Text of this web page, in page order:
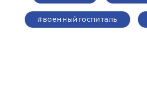
#военныйгоспиталь